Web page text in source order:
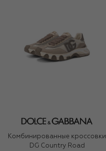
Комбинированные кроссовки
DG Country Road